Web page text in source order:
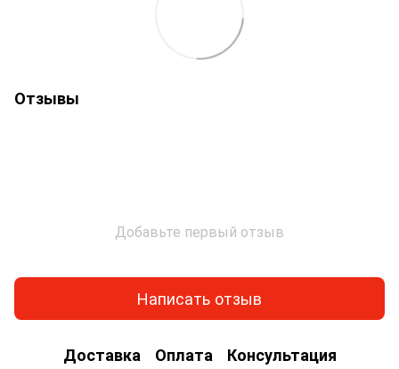
Отзывы
Добавьте первый отзыв
Написать отзыв
Доставка Оплата Консультация